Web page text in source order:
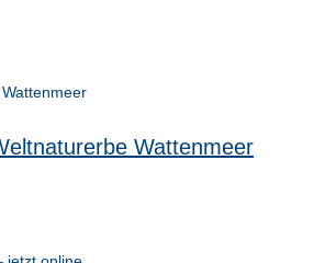
Wattenmeer